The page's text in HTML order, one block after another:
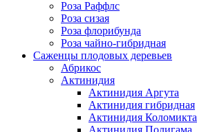
Роза Раффлс
Роза сизая
Роза флорибунда
Роза чайно-гибридная
Саженцы плодовых деревьев
Абрикос
Актинидия
Актинидия Аргута
Актинидия гибридная
Актинидия Коломикта
Актинидия Полигама